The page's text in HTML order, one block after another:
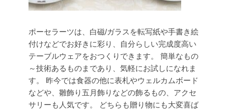
ポーセラーツは、白磁/ガラスを転写紙や手書き絵
付けなどでお好きに彩り、自分らしい完成度高い
テーブルウェアをおつくりできます。
簡単なもの
～技術あるものまであり、気軽にお試しになれま
す。
昨今では食器の他に表札やウェルカムボード
などや、雛飾り五月飾りなどの飾るもの、アクセ
サリーも人気です。
どちらも贈り物にも大変喜ば